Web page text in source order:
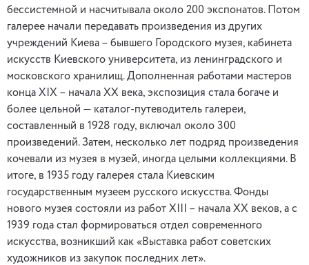
бессистемной и насчитывала около 200 экспонатов. Потом
галерее начали передавать произведения из других
учреждений Киева – бывшего Городского музея, кабинета
искусств Киевского университета, из ленинградского и
московского хранилищ. Дополненная работами мастеров
конца ХIХ – начала ХХ века, экспозиция стала богаче и
более цельной — каталог-путеводитель галереи,
составленный в 1928 году, включал около 300
произведений. Затем, несколько лет подряд произведения
кочевали из музея в музей, иногда целыми коллекциями. В
итоге, в 1935 году галерея стала Киевским
государственным музеем русского искусства. Фонды
нового музея состояли из работ ХIII – начала ХХ веков, а с
1939 года стал формироваться отдел современного
искусства, возникший как «Выставка работ советских
художников из закупок последних лет».